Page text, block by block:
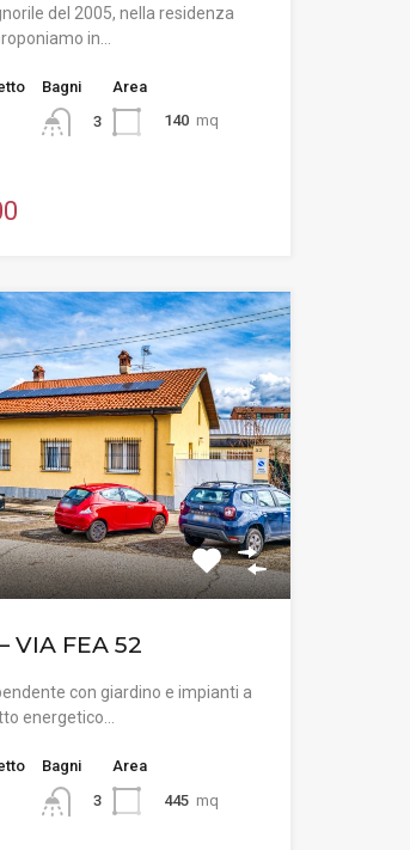
del 2005, nella residenza
in…
Bagni
3
Area
140 mq
VIA FEA 52
con giardino e impianti a
energetico…
Bagni
3
Area
445 mq